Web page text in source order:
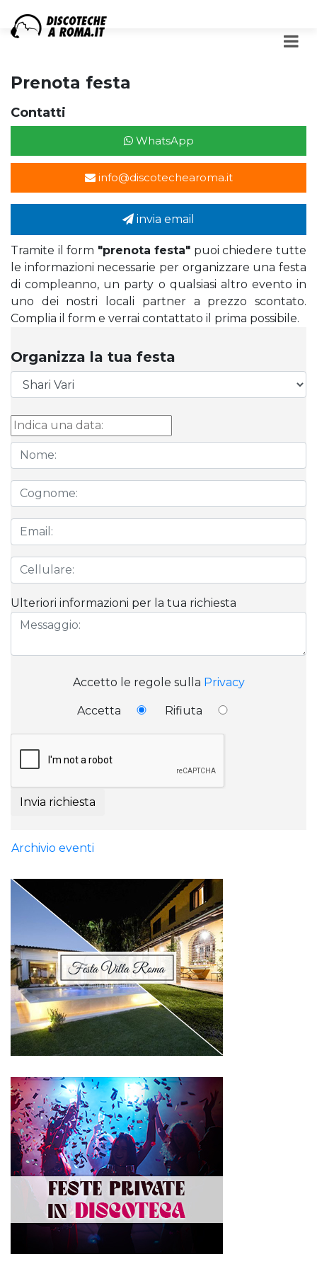
Prenota festa
Contatti
WhatsApp
info@discotechearoma.it
invia email
Tramite il form "prenota festa" puoi chiedere tutte
le informazioni necessarie per organizzare una festa
di compleanno, un party o qualsiasi altro evento in
uno dei nostri locali partner a prezzo scontato.
Complia il form e verrai contattato il prima possibile.
Organizza la tua festa
Ulteriori informazioni per la tua richiesta
Accetto le regole sulla Privacy
Accetta Rifiuta
Invia richiesta
Archivio eventi